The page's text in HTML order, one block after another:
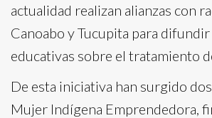
actualidad realizan alianzas con
Canoabo y Tucupita para difundir
educativas sobre el tratamiento
De esta iniciativa han surgido
Mujer Indígena Emprendedora,